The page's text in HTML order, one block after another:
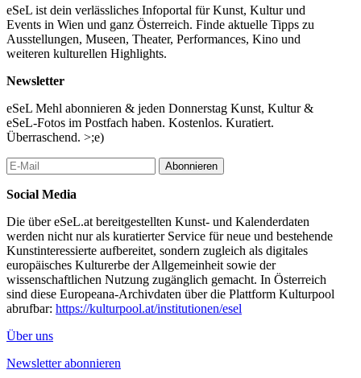
eSeL ist dein verlässliches Infoportal für Kunst, Kultur und
Events in Wien und ganz Österreich. Finde aktuelle Tipps zu
Ausstellungen, Museen, Theater, Performances, Kino und
weiteren kulturellen Highlights.
Newsletter
eSeL Mehl abonnieren & jeden Donnerstag Kunst, Kultur &
eSeL-Fotos im Postfach haben. Kostenlos. Kuratiert.
Überraschend. >;e)
Abonnieren
Social Media
Die über eSeL.at bereitgestellten Kunst- und Kalenderdaten
werden nicht nur als kuratierter Service für neue und bestehende
Kunstinteressierte aufbereitet, sondern zugleich als digitales
europäisches Kulturerbe der Allgemeinheit sowie der
wissenschaftlichen Nutzung zugänglich gemacht. In Österreich
sind diese Europeana-Archivdaten über die Plattform Kulturpool
abrufbar: https://kulturpool.at/institutionen/esel
Über uns
Newsletter abonnieren